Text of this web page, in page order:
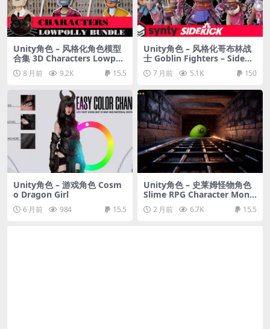
Unity角色 – 风格化角色模型
合集 3D Characters Lowpoll
y Bundle 5
8 月前 9.2K 15.5
Unity角色 – 风格化哥布林战
士 Goblin Fighters – Sidekic
k Modular Characters
7 月前 5.1K 150
Unity角色 – 游戏角色 Cosm
o Dragon Girl
6 月前 984 15.5
Unity角色 – 史莱姆怪物角色
Slime RPG Character Mons
ter – Fantasy RPG
2 月前 6.7K 15.5